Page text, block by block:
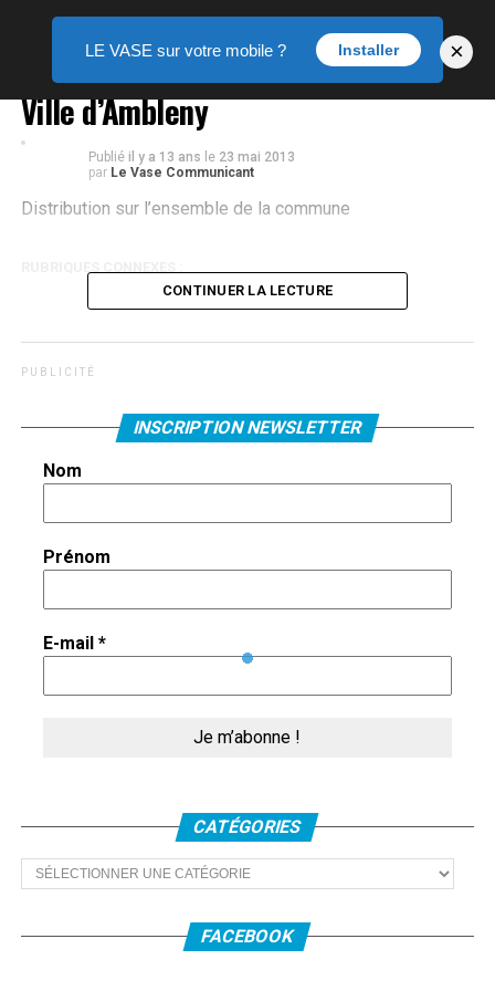
Ville d’Ambleny
Publié il y a 13 ans le 23 mai 2013
par Le Vase Communicant
Distribution sur l’ensemble de la commune
CONTINUER LA LECTURE
P U B L I C I T É
INSCRIPTION NEWSLETTER
Nom
Prénom
E-mail *
CATÉGORIES
Catégories
FACEBOOK
LE VASE sur votre mobile ? Installer ×